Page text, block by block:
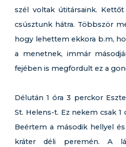
szél voltak útitársaink.
csúsztunk hátra. Többször
hogy lehettem ekkora b.m,
a menetnek, immár
fejében is megfordult ez a
Délután 1 óra 3 perckor
St. Helens-t. Ez nekem csak
Beértem a második hellyel
kráter déli peremén. A